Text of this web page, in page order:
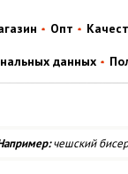
Опт
данных
чешский бисер